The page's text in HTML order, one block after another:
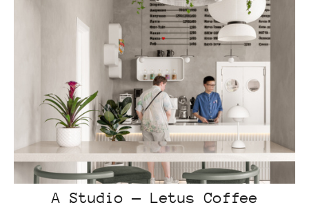
A Studio — Letus Coffee